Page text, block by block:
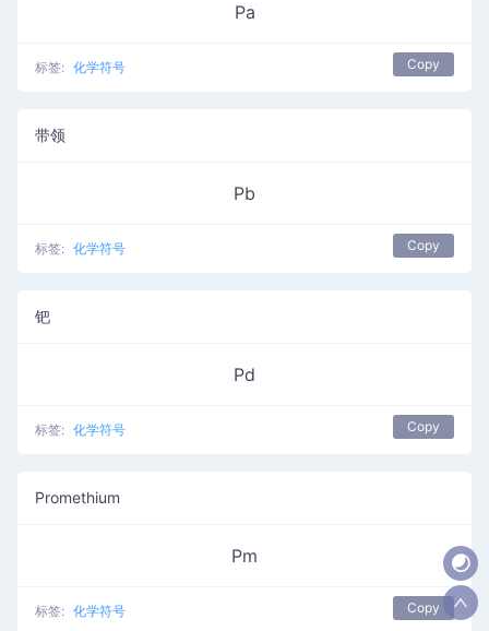
Pa
标签: 化学符号 Copy
带领
Pb
标签: 化学符号 Copy
钯
Pd
标签: 化学符号 Copy
Promethium
Pm
标签: 化学符号 Copy